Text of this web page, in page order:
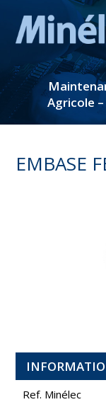
Agricole
EMBASE
Ref. Minélec